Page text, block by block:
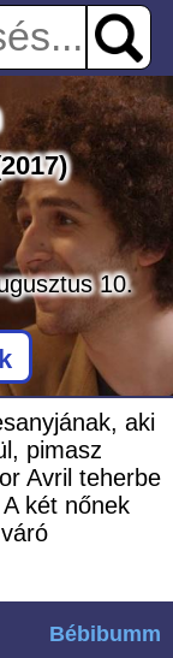
10.
aki
pimasz
Avril teherbe
két nőnek
Bébibumm